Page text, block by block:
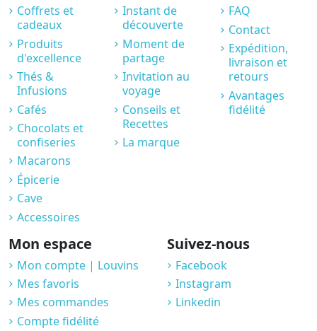
Coffrets et
cadeaux
Produits
d'excellence
Thés &
Infusions
Cafés
Chocolats et
confiseries
Macarons
Épicerie
Cave
Accessoires
Instant de
découverte
Moment de
partage
Invitation au
voyage
Conseils et
Recettes
La marque
FAQ
Contact
Expédition,
livraison et
retours
Avantages
fidélité
Mon espace
Mon compte | Louvins
Mes favoris
Mes commandes
Compte fidélité
Suivez-nous
Facebook
Instagram
Linkedin